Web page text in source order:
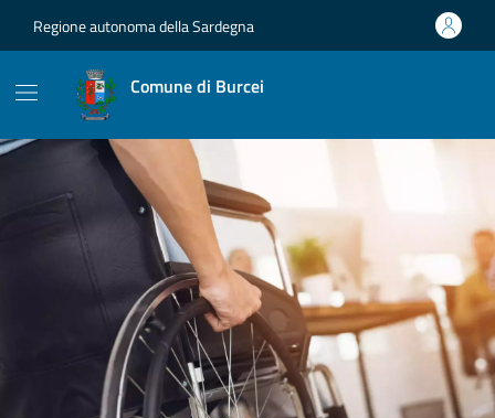
Regione autonoma della Sardegna
Comune di Burcei